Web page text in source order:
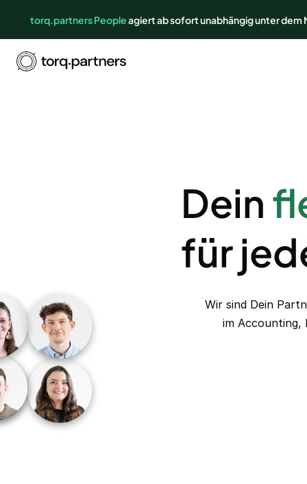
torq.partners Peopleagiert ab sofort unabhängig unter dem
Dein
für
Wir sind Dein
im Accounting,